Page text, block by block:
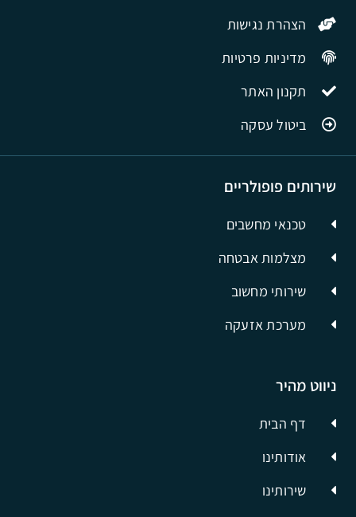
ניווט מהיר
דף הבית
אודותינו
שירותינו
שירותים פופולריים
טכנאי מחשבים
מצלמות אבטחה
שירותי מחשוב
מערכת אזעקה
הצהרת נגישות
מדיניות פרטיות
תקנון האתר
ביטול עסקה